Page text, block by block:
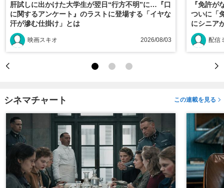
肝試しに出かけた大学生が翌日“行方不明”に…『口
に関するアンケート』のラストに登場する「イヤな
汗が滲む仕掛け」とは
映画スキオ 2026/08/03
『免許が
ついに「
にシニア
配信
シネマチャート この連載を見る